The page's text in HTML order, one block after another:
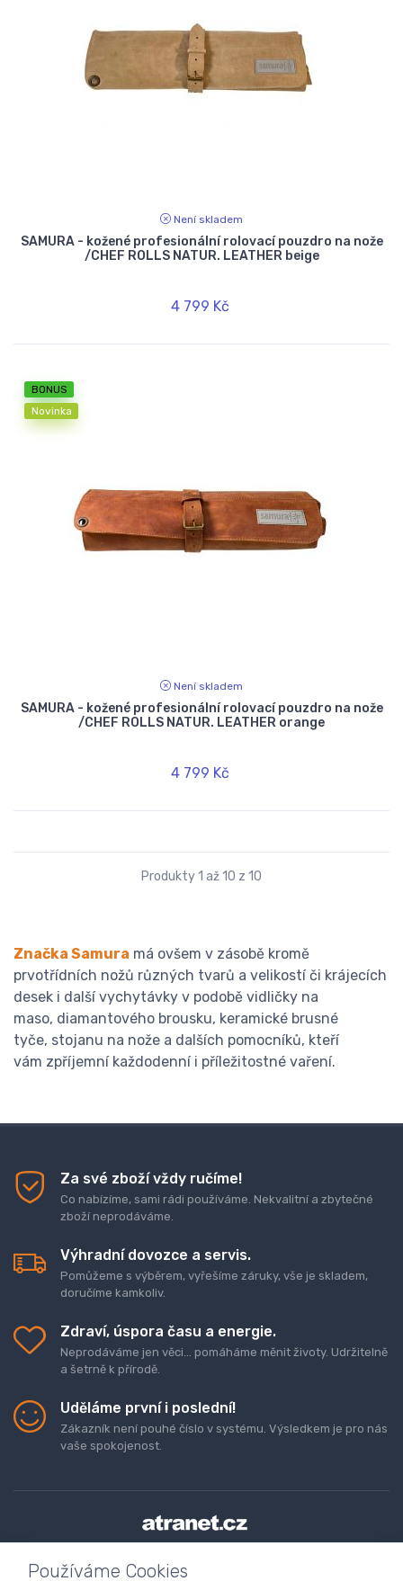
Není skladem
SAMURA - kožené profesionální rolovací pouzdro na nože
/CHEF ROLLS NATUR. LEATHER beige
4 799 Kč
BONUS
Novinka
Není skladem
SAMURA - kožené profesionální rolovací pouzdro na nože
/CHEF ROLLS NATUR. LEATHER orange
4 799 Kč
Produkty 1 až 10 z 10
Značka Samura má ovšem v zásobě kromě
prvotřídních nožů různých tvarů a velikostí či krájecích
desek i další vychytávky v podobě vidličky na
maso, diamantového brousku, keramické brusné
tyče, stojanu na nože a dalších pomocníků, kteří
vám zpříjemní každodenní i příležitostné vaření.
Za své zboží vždy ručíme!
Co nabízíme, sami rádi používáme. Nekvalitní a zbytečné
zboží neprodáváme.
Výhradní dovozce a servis.
Pomůžeme s výběrem, vyřešíme záruky, vše je skladem,
doručíme kamkoliv.
Zdraví, úspora času a energie.
Neprodáváme jen věci... pomáháme měnit životy. Udržitelně
a šetrně k přírodě.
Uděláme první i poslední!
Zákazník není pouhé číslo v systému. Výsledkem je pro nás
vaše spokojenost.
Doprava a platba zboží
Používáme Cookies